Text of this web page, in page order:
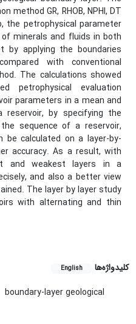
method GR, RHOB, NPHI, DT
the petrophysical parameter
minerals and fluids in both
by applying the boundaries
with conventional
The calculations showed
petrophysical evaluation
parameters in a mean and
reservoir, by specifying the
sequence of a reservoir,
be calculated on a layer-by-
accuracy. As a result, with
and weakest layers in a
and also a better view
The layer by layer study
with alternating and thin
کلیدواژه‌ها English
boundary-layer geological